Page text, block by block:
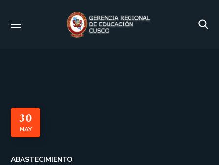
30
MAY
ABASTECIMIENTO